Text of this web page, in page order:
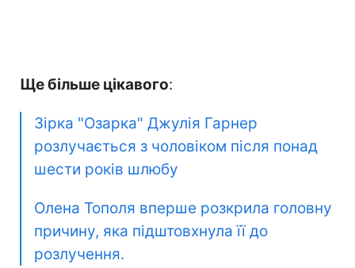
Ще більше цікавого:
Зірка "Озарка" Джулія Гарнер
розлучається з чоловіком після понад
шести років шлюбу
Олена Тополя вперше розкрила головну
причину, яка підштовхнула її до
розлучення.